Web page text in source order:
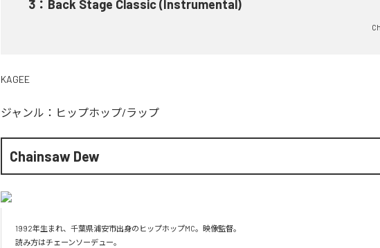
3 ： Back Stage Classic (Instrumental)
KAGEE
ジャンル： ヒップホップ/ラップ
Chainsaw Dew
1992年生まれ、千葉県浦安市出身のヒップホップMC。映像監督。
読み方はチェーンソーデュー。